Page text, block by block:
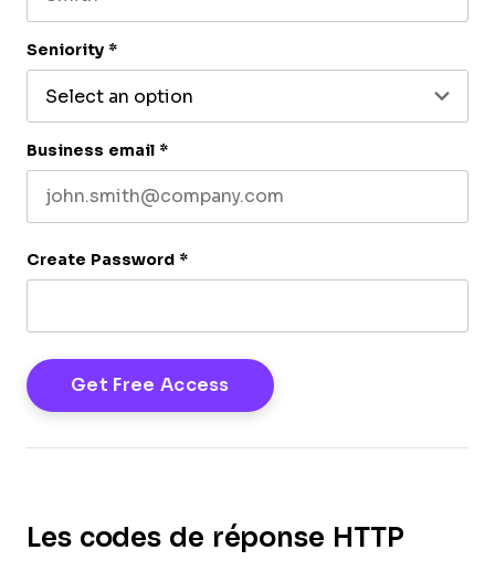
Seniority *
Business email *
Create Password *
Les codes de réponse HTTP